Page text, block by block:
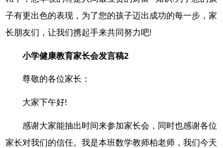
子有更出色的表现，为了您的孩子迈出成功的每一步，家
长朋友们，让我们携起手来共同努力吧!
小学健康教育家长会发言稿2
尊敬的各位家长：
大家下午好!
感谢大家能抽出时间来参加家长会，同时也感谢各位
家长对我们的信任。我是本班数学教师柏老师，我们今天